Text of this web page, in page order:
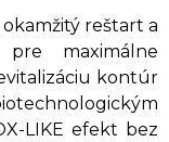
reštart a
pre maximálne
kontúr
LIKE efekt bez